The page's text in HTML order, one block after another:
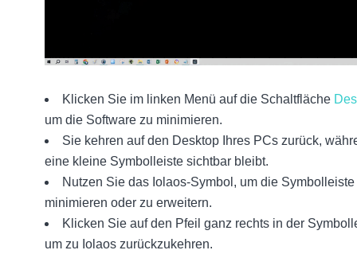
Klicken Sie im linken Menü auf die Schaltfläche
um die Software zu minimieren.
Sie kehren auf den Desktop Ihres PCs zurück,
eine kleine Symbolleiste sichtbar bleibt.
Nutzen Sie das Iolaos-Symbol, um die Symbolleiste
minimieren oder zu erweitern.
Klicken Sie auf den Pfeil ganz rechts in der
um zu Iolaos zurückzukehren.